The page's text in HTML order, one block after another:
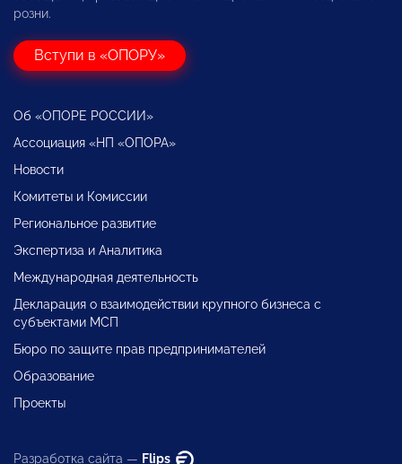
розни.
Вступи в «ОПОРУ»
Об «ОПОРЕ РОССИИ»
Ассоциация «НП «ОПОРА»
Новости
Комитеты и Комиссии
Региональное развитие
Экспертиза и Аналитика
Международная деятельность
Декларация о взаимодействии крупного бизнеса с
субъектами МСП
Бюро по защите прав предпринимателей
Образование
Проекты
Разработка сайта — Flips